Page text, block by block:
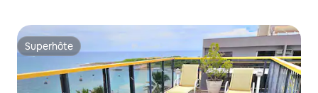
Superhôte
Superhôte